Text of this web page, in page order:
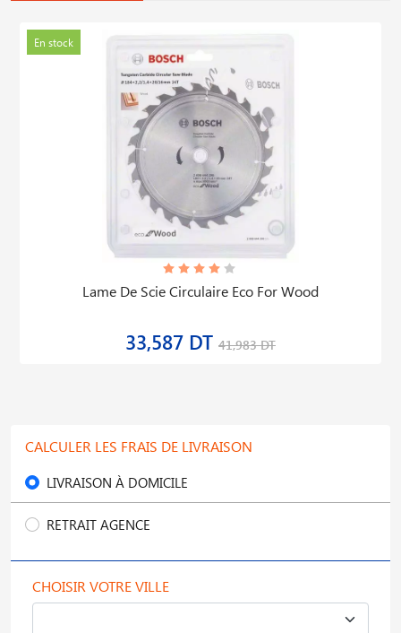
En stock
Lame De Scie Circulaire Eco For Wood
33,587 DT 41,983 DT
CALCULER LES FRAIS DE LIVRAISON
LIVRAISON À DOMICILE
RETRAIT AGENCE
CHOISIR VOTRE VILLE